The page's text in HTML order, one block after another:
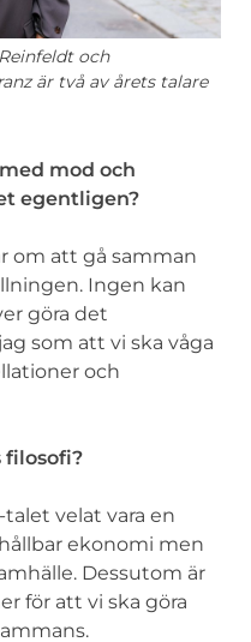
och
är två av årets talare
mod och
egentligen?
om att gå samman
Ingen kan
göra det
som att vi ska våga
och
filosofi?
talet velat vara en
ekonomi men
Dessutom är
för att vi ska göra